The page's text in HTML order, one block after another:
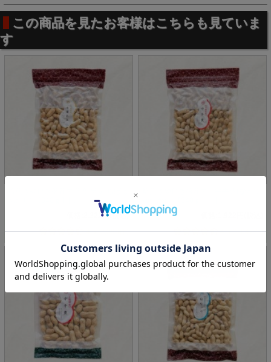
こだわりその二 何十年も落花生を作っている農家さんの落
花生
千葉県産の落花生といってもその落花生の
家さんの腕次第です。
農家様の自慢の落花生を使用しています。
そしてより美味しい落花生作りの為に農家様と情報交換を毎
年行っております。
こだわりその三 合計6回にも及ぶ選別作業
畑から収穫した落花生には良いもの悪いもの様々あり良いも
のだけを取り出す選別が必要です。
もし選別が不十分だと…？
実がやせ細っていた。
殻を開けてみたら中身が無かった。
殻が割れていて中に土が入っていた。
この商品を見たお客様はこちらも見ていま
す
価格:2,322円(税込)
4.5 (2,296件)
4.5 (1,047件)